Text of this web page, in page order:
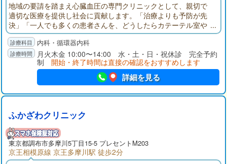
地域の要請を踏まえ心臓血圧の専門クリニックとして、親切で
適切な医療を提供し社会に貢献します。「治療よりも予防が先
決」「一人でも多くの患者さんを、どうしたらカテーテル室や
手術室に来させないようにできるか」という東京心臓協会の標
語に沿った診療施設です。
内科・循環器内科
月火木金 10:00〜14:00 水・土・日・祝休診 完全予約
制 開始・終了時間は直接の確認をおすすめします
詳細を見る
ふかざわクリニック
東京都調布市多摩川5丁目15-5 プレセントM203
京王相模原線 京王多摩川駅 徒歩2分